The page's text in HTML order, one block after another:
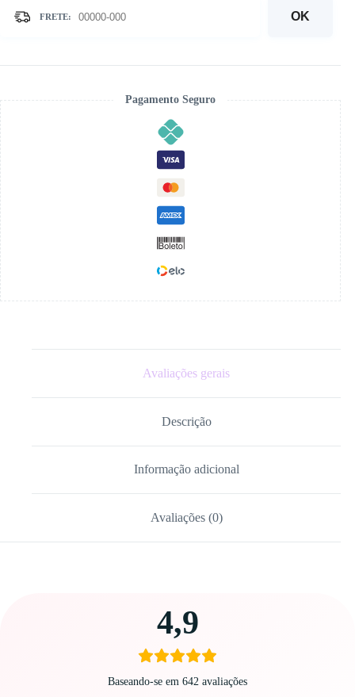
Pintura
quantidade
OK
Pagamento Seguro
Avaliações gerais
Descrição
Informação adicional
Avaliações (0)
4,9
Baseando-se em 642 avaliações